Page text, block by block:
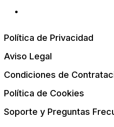
Política de Privacidad
Aviso Legal
Condiciones de
Política de Cookies
Soporte y Preguntas